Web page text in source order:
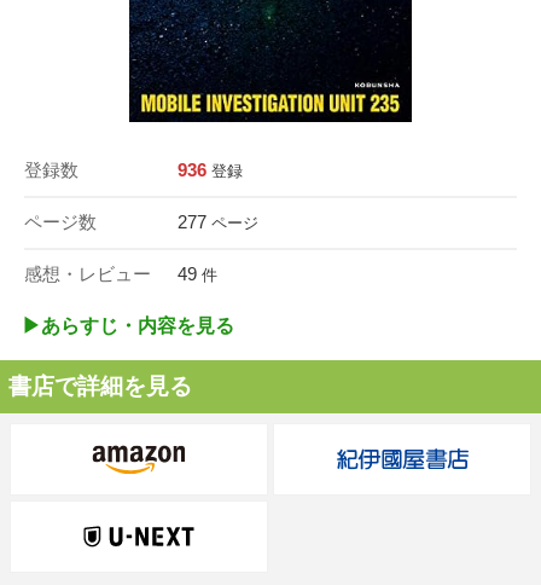
登録数 936 登録
ページ数 277 ページ
感想・レビュー 49 件
▶︎あらすじ・内容を見る
書店で詳細を見る